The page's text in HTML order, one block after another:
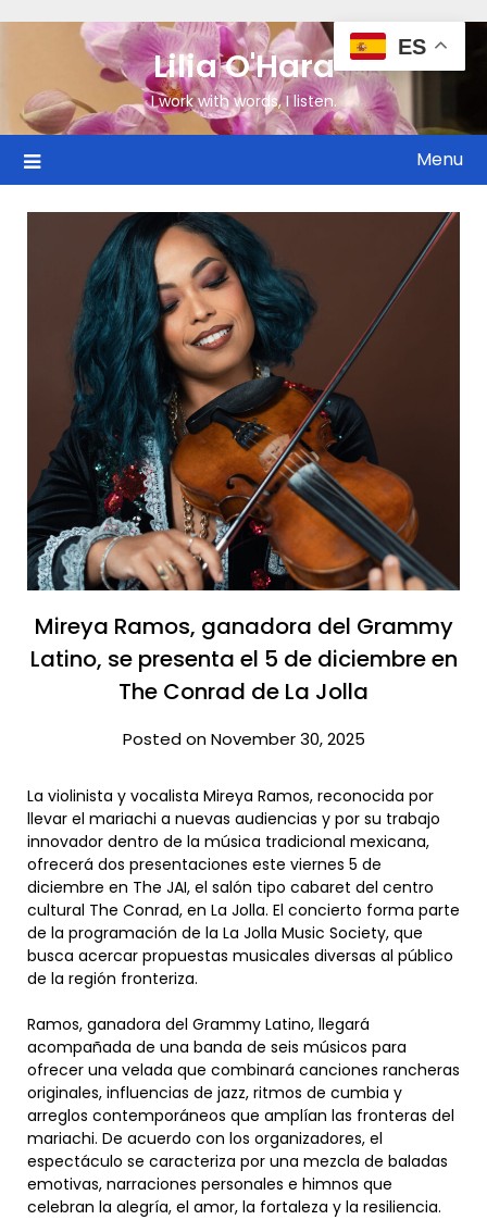
Lilia O'Hara
I work with words, I listen.
Menu
Mireya Ramos, ganadora del Grammy
Latino, se presenta el 5 de diciembre en
The Conrad de La Jolla
Posted on November 30, 2025
La violinista y vocalista Mireya Ramos, reconocida por
llevar el mariachi a nuevas audiencias y por su trabajo
innovador dentro de la música tradicional mexicana,
ofrecerá dos presentaciones este viernes 5 de
diciembre en The JAI, el salón tipo cabaret del centro
cultural The Conrad, en La Jolla. El concierto forma parte
de la programación de la La Jolla Music Society, que
busca acercar propuestas musicales diversas al público
de la región fronteriza.
Ramos, ganadora del Grammy Latino, llegará
acompañada de una banda de seis músicos para
ofrecer una velada que combinará canciones rancheras
originales, influencias de jazz, ritmos de cumbia y
arreglos contemporáneos que amplían las fronteras del
mariachi. De acuerdo con los organizadores, el
espectáculo se caracteriza por una mezcla de baladas
emotivas, narraciones personales e himnos que
celebran la alegría, el amor, la fortaleza y la resiliencia.
ES